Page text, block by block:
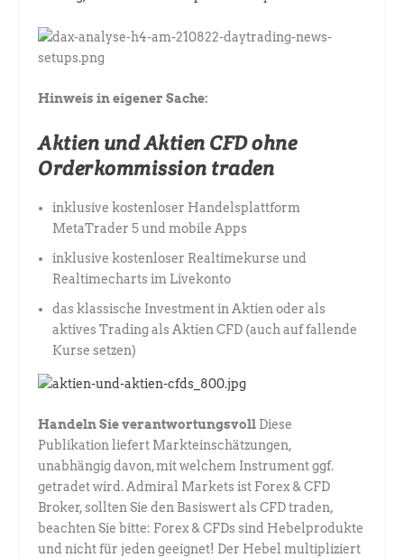
Hinweis in eigener Sache:
Aktien und Aktien CFD ohne
Orderkommission traden
inklusive kostenloser Handelsplattform
MetaTrader 5 und mobile Apps
inklusive kostenloser Realtimekurse und
Realtimecharts im Livekonto
das klassische Investment in Aktien oder als
aktives Trading als Aktien CFD (auch auf fallende
Kurse setzen)
Handeln Sie verantwortungsvoll Diese
Publikation liefert Markteinschätzungen,
unabhängig davon, mit welchem Instrument ggf.
getradet wird. Admiral Markets ist Forex & CFD
Broker, sollten Sie den Basiswert als CFD traden,
beachten Sie bitte: Forex & CFDs sind Hebelprodukte
und nicht für jeden geeignet! Der Hebel multipliziert